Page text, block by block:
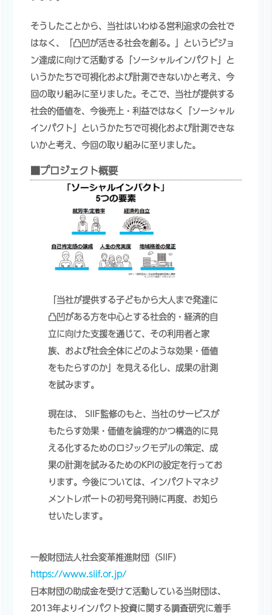
そうしたことから、当社はいわゆる営利追求の会社で
はなく、「凸凹が活きる社会を創る。」というビジョ
ン達成に向けて活動する「ソーシャルインパクト」と
いうかたちで可視化および計測できないかと考え、今
回の取り組みに至りました。そこで、当社が提供する
社会的価値を、今後売上・利益ではなく「ソーシャル
インパクト」というかたちで可視化および計測できな
いかと考え、今回の取り組みに至りました。
■プロジェクト概要
「当社が提供する子どもから大人まで発達に
凸凹がある方を中心とする社会的・経済的自
立に向けた支援を通じて、その利用者と家
族、および社会全体にどのような効果・価値
をもたらすのか」を見える化し、成果の計測
を試みます。
現在は、 SIIF監修のもと、当社のサービスが
もたらす効果・価値を論理的かつ構造的に見
える化するためのロジックモデルの策定、成
果の計測を試みるためのKPIの設定を行ってお
ります。今後については、インパクトマネジ
メントレポートの初号発刊時に再度、お知ら
せいたします。
一般財団法人社会変革推進財団（SIIF）
https://www.siif.or.jp/
日本財団の助成金を受けて活動している当財団は、
2013年よりインパクト投資に関する調査研究に着手